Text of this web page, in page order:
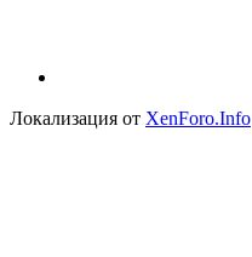
Локализация от XenForo.Info